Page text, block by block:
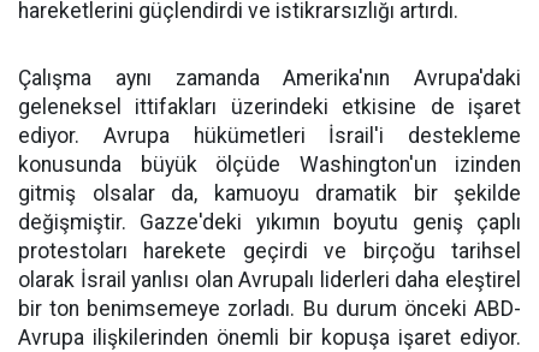
hareketlerini güçlendirdi ve istikrarsızlığı artırdı.
Çalışma aynı zamanda Amerika'nın Avrupa'daki
geleneksel ittifakları üzerindeki etkisine de işaret
ediyor. Avrupa hükümetleri İsrail'i destekleme
konusunda büyük ölçüde Washington'un izinden
gitmiş olsalar da, kamuoyu dramatik bir şekilde
değişmiştir. Gazze'deki yıkımın boyutu geniş çaplı
protestoları harekete geçirdi ve birçoğu tarihsel
olarak İsrail yanlısı olan Avrupalı liderleri daha eleştirel
bir ton benimsemeye zorladı. Bu durum önceki ABD-
Avrupa ilişkilerinden önemli bir kopuşa işaret ediyor.